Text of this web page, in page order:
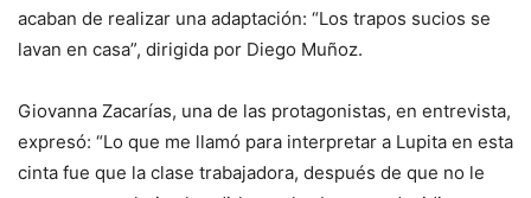
acaban de realizar una adaptación: “Los trapos sucios se
lavan en casa”, dirigida por Diego Muñoz.
Giovanna Zacarías, una de las protagonistas, en entrevista,
expresó: “Lo que me llamó para interpretar a Lupita en esta
cinta fue que la clase trabajadora, después de que no le